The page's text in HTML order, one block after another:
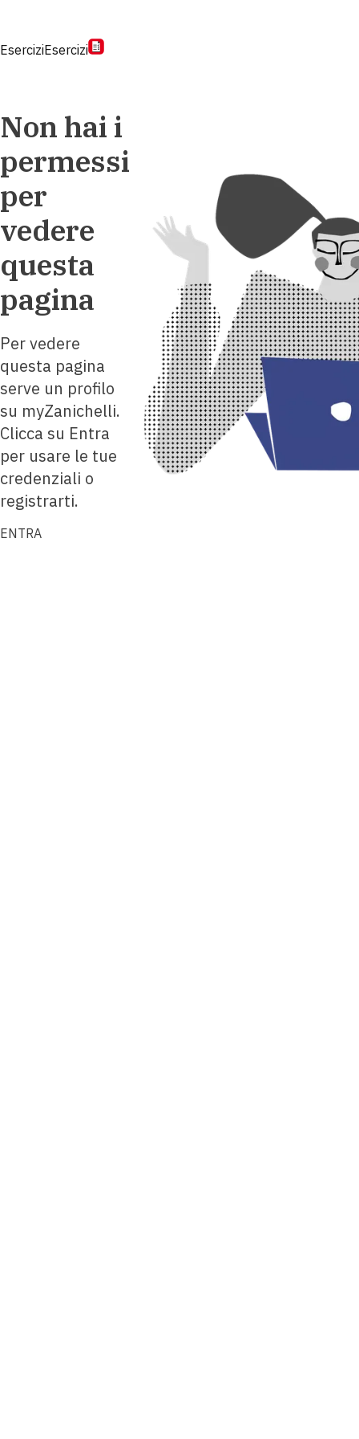
EserciziEsercizi
Non hai i
permessi
per
vedere
questa
pagina
Per vedere
questa pagina
serve un profilo
su myZanichelli.
Clicca su Entra
per usare le tue
credenziali o
registrarti.
ENTRA